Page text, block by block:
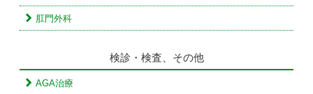
肛門外科
検診・検査、その他
AGA治療